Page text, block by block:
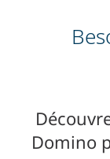
Domino